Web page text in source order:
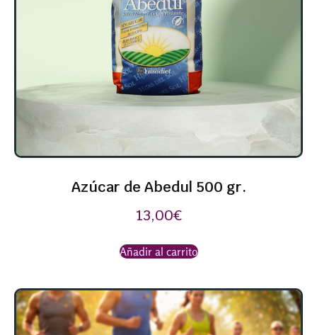
Azúcar de Abedul 500 gr.
13,00€
Añadir al carrito